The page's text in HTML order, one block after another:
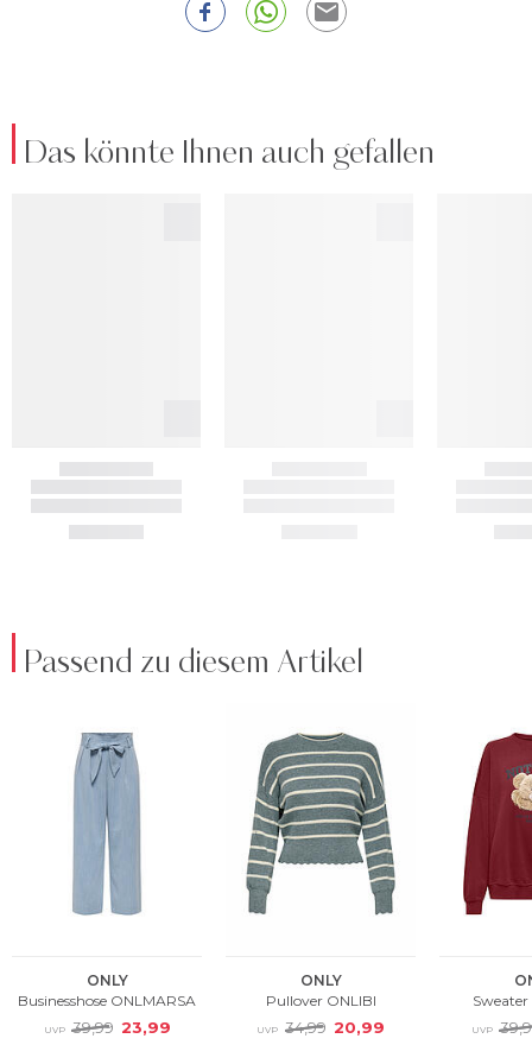
Das könnte Ihnen auch gefallen
Passend zu diesem Artikel